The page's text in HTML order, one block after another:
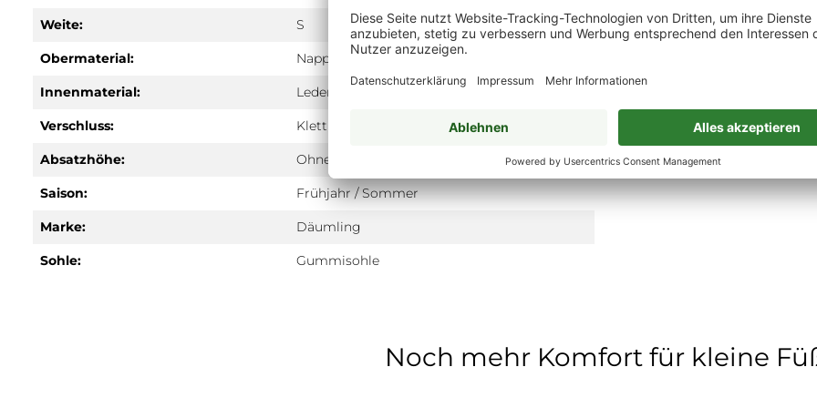
Weite: S
Obermaterial: Nappa
Innenmaterial: Leder
Verschluss: Klett
Absatzhöhe: Ohne
Saison: Frühjahr / Sommer
Marke: Däumling
Sohle: Gummisohle
Noch mehr Komfort für kleine